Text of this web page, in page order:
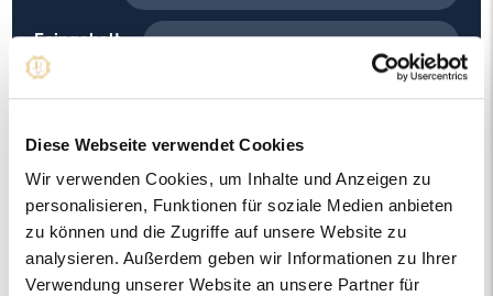
Diese Webseite verwendet Cookies
Wir verwenden Cookies, um Inhalte und Anzeigen zu
personalisieren, Funktionen für soziale Medien anbieten
zu können und die Zugriffe auf unsere Website zu
analysieren. Außerdem geben wir Informationen zu Ihrer
Verwendung unserer Website an unsere Partner für
Feingehalt 750
9.40
Steinfarbe G - Feines Weiss
Steinqualität VS2
Edelsteinfarbe Diamant